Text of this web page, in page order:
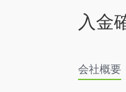
入金
会社概要